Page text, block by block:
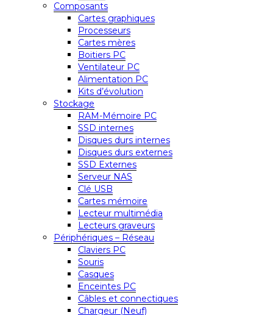
Composants
Cartes graphiques
Processeurs
Cartes mères
Boitiers PC
Ventilateur PC
Alimentation PC
Kits d’évolution
Stockage
RAM-Mémoire PC
SSD internes
Disques durs internes
Disques durs externes
SSD Externes
Serveur NAS
Clé USB
Cartes mémoire
Lecteur multimédia
Lecteurs graveurs
Périphériques – Réseau
Claviers PC
Souris
Casques
Enceintes PC
Câbles et connectiques
Chargeur (Neuf)